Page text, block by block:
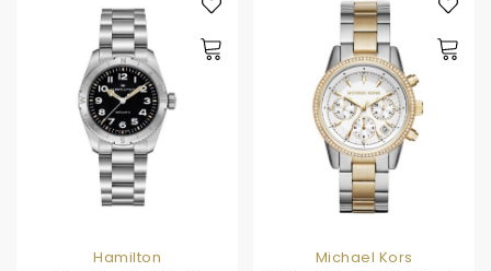
Hamilton
Michael Kors